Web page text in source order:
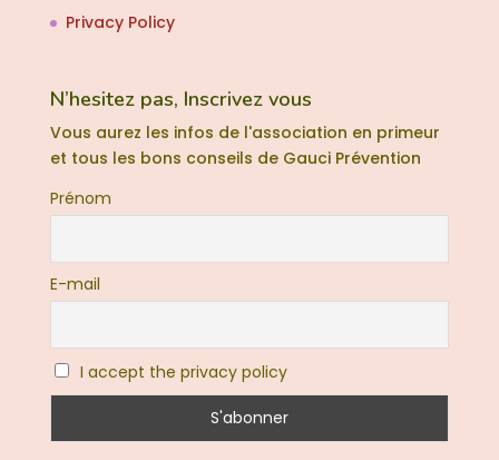
Privacy Policy
N’hesitez pas, Inscrivez vous
Vous aurez les infos de l'association en primeur
et tous les bons conseils de Gauci Prévention
Prénom
E-mail
I accept the privacy policy